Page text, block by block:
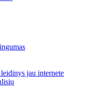
jau internete